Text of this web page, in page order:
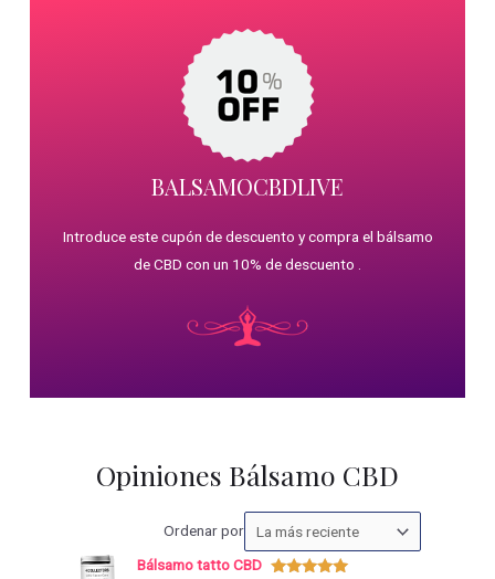
BALSAMOCBDLIVE
Introduce este cupón de descuento y compra el bálsamo
de CBD con un 10% de descuento .
Opiniones Bálsamo CBD
Ordenar porOrdenar
las
Bálsamo tatto CBD